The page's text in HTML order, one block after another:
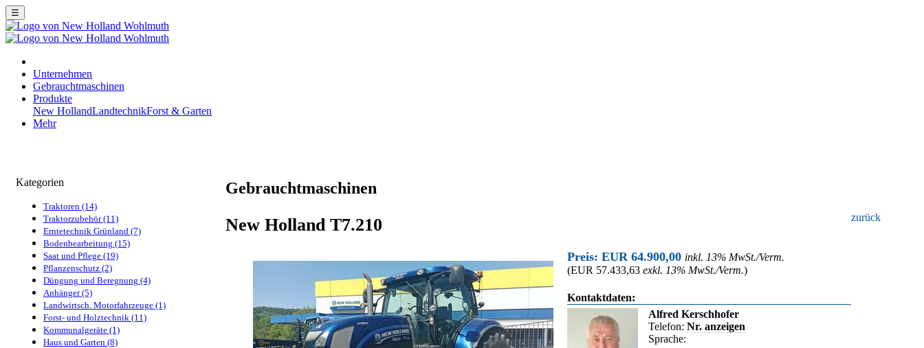
☰
Unternehmen
Gebrauchtmaschinen
Produkte
New HollandLandtechnikForst & Garten
Mehr
Kategorien
Traktoren (14)
Traktorzubehör (11)
Erntetechnik Grünland (7)
Bodenbearbeitung (15)
Saat und Pflege (19)
Pflanzenschutz (2)
Düngung und Beregnung (4)
Anhänger (5)
Landwirtsch. Motorfahrzeuge (1)
Forst- und Holztechnik (11)
Kommunalgeräte (1)
Haus und Garten (8)
Gebrauchtmaschinen
New Holland T7.210 zurück
Preis: EUR 64.900,00 inkl. 13% MwSt./Verm.
(EUR 57.433,63 exkl. 13% MwSt./Verm.)
Kontaktdaten:
Alfred Kerschhofer
Telefon: Nr. anzeigen
Sprache: